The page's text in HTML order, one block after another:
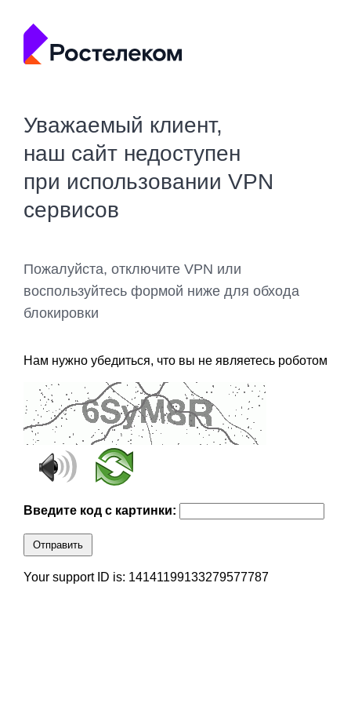
Уважаемый клиент,
наш сайт недоступен
при использовании VPN
сервисов
Пожалуйста, отключите VPN или
воспользуйтесь формой ниже для обхода
блокировки
Нам нужно убедиться, что вы не являетесь роботом
Введите код с картинки:
Отправить
Your support ID is: 14141199133279577787